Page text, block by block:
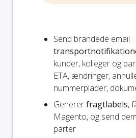
Send brandede email
kunder, kolleger og
ETA, ændringer,
nummerplader,
Genererfragtlabels,
Magento, og send
parter